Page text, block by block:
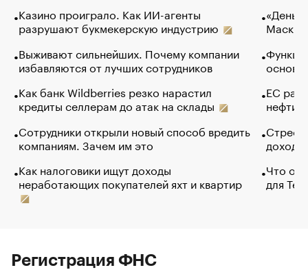
Казино проиграло. Как ИИ-агенты
разрушают букмекерскую индустрию
Выживают сильнейших. Почему компании
избавляются от лучших сотрудников
Как банк Wildberries резко нарастил
кредиты селлерам до атак на склады
Сотрудники открыли новый способ вредить
компаниям. Зачем им это
Как налоговики ищут доходы
неработающих покупателей яхт и квартир
Маск в
основ
ЕС
нефти
Что
для
Регистрация ФНС